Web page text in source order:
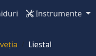
Instrumente
Liestal